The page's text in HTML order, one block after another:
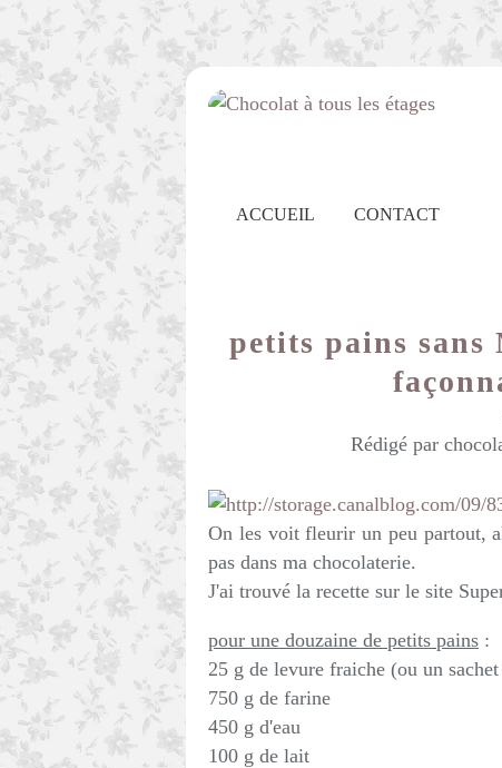
ACCUEIL CONTACT
petits pains sans
Rédigé par
On les voit fleurir un peu partout,
pas dans ma chocolaterie.
J'ai trouvé la recette sur le site
pour une douzaine de petits pains :
25 g de levure fraiche (ou un
750 g de farine
450 g d'eau
100 g de lait